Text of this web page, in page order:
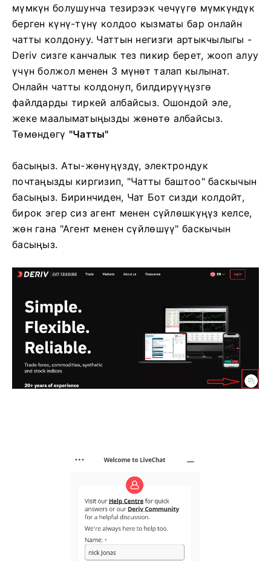
мүмкүн болушунча тезирээк чечүүгө мүмкүндүк
берген күнү-түнү колдоо кызматы бар онлайн
чатты колдонуу. Чаттын негизги артыкчылыгы -
Deriv сизге канчалык тез пикир берет, жооп алуу
үчүн болжол менен 3 мүнөт талап кылынат.
Онлайн чатты колдонуп, билдирүүңүзгө
файлдарды тиркей албайсыз. Ошондой эле,
жеке маалыматыңызды жөнөтө албайсыз.
Төмөндөгү "Чатты"
басыңыз. Аты-жөнүңүздү, электрондук
почтаңызды киргизип, "Чатты баштоо" баскычын
басыңыз. Биринчиден, Чат Бот сизди колдойт,
бирок эгер сиз агент менен сүйлөшкүңүз келсе,
жөн гана "Агент менен сүйлөшүү" баскычын
басыңыз.